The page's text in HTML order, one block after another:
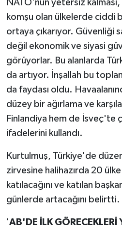
NATO'nun yetersiz
komşu olan ülkelerde ciddi
ortaya çıkarıyor. Güvenliği
değil ekonomik ve siyasi
görüyorlar. Bu alanlarda
da artıyor. İnşallah bu
da faydası oldu.
düzey bir ağırlama ve
Finlandiya hem de İsveç'te
ifadelerini kullandı.
Kurtulmuş, Türkiye'de
zirvesine halihazırda 20 ülke
katılacağını ve katılan
günlerde artacağını belirtti.
'AB'DE İLK GÖRECEKLERİ